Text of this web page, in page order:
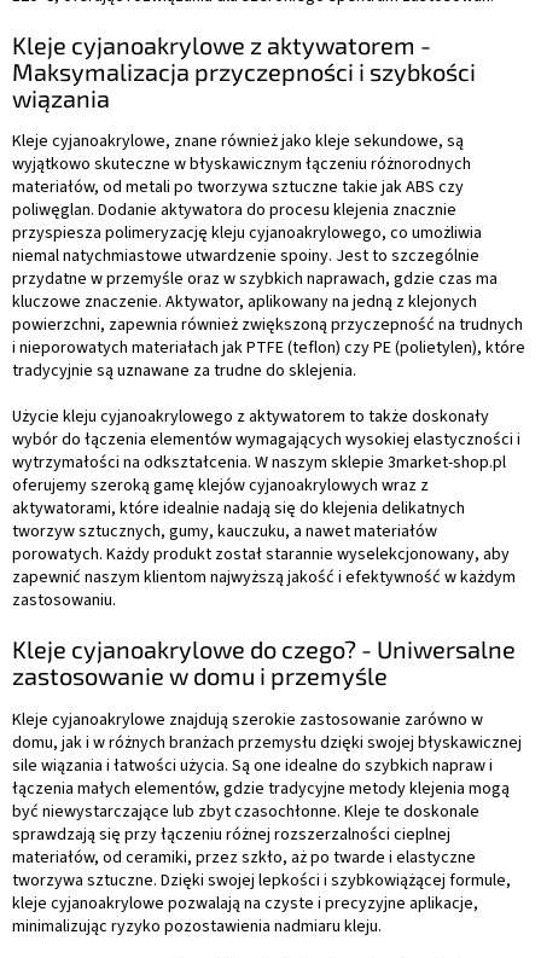
Kleje cyjanoakrylowe z aktywatorem -
Maksymalizacja przyczepności i szybkości
wiązania
Kleje cyjanoakrylowe, znane również jako kleje sekundowe, są
wyjątkowo skuteczne w błyskawicznym łączeniu różnorodnych
materiałów, od metali po tworzywa sztuczne takie jak ABS czy
poliwęglan. Dodanie aktywatora do procesu klejenia znacznie
przyspiesza polimeryzację kleju cyjanoakrylowego, co umożliwia
niemal natychmiastowe utwardzenie spoiny. Jest to szczególnie
przydatne w przemyśle oraz w szybkich naprawach, gdzie czas ma
kluczowe znaczenie. Aktywator, aplikowany na jedną z klejonych
powierzchni, zapewnia również zwiększoną przyczepność na trudnych
i nieporowatych materiałach jak PTFE (teflon) czy PE (polietylen), które
tradycyjnie są uznawane za trudne do sklejenia.
Użycie kleju cyjanoakrylowego z aktywatorem to także doskonały
wybór do łączenia elementów wymagających wysokiej elastyczności i
wytrzymałości na odkształcenia. W naszym sklepie 3market-shop.pl
oferujemy szeroką gamę klejów cyjanoakrylowych wraz z
aktywatorami, które idealnie nadają się do klejenia delikatnych
tworzyw sztucznych, gumy, kauczuku, a nawet materiałów
porowatych. Każdy produkt został starannie wyselekcjonowany, aby
zapewnić naszym klientom najwyższą jakość i efektywność w każdym
zastosowaniu.
Kleje cyjanoakrylowe do czego? - Uniwersalne
zastosowanie w domu i przemyśle
Kleje cyjanoakrylowe znajdują szerokie zastosowanie zarówno w
domu, jak i w różnych branżach przemysłu dzięki swojej błyskawicznej
sile wiązania i łatwości użycia. Są one idealne do szybkich napraw i
łączenia małych elementów, gdzie tradycyjne metody klejenia mogą
być niewystarczające lub zbyt czasochłonne. Kleje te doskonale
sprawdzają się przy łączeniu różnej rozszerzalności cieplnej
materiałów, od ceramiki, przez szkło, aż po twarde i elastyczne
tworzywa sztuczne. Dzięki swojej lepkości i szybkowiążącej formule,
kleje cyjanoakrylowe pozwalają na czyste i precyzyjne aplikacje,
minimalizując ryzyko pozostawienia nadmiaru kleju.